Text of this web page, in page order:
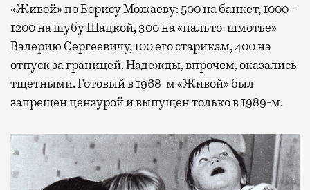
«Живой» по Борису Можаеву: 500 на банкет, 1000–
1200 на шубу Шацкой, 300 на «пальто-шмотье»
Валерию Сергеевичу, 100 его старикам, 400 на
отпуск за границей. Надежды, впрочем, оказались
тщетными. Готовый в 1968-м «Живой» был
запрещен цензурой и выпущен только в 1989-м.